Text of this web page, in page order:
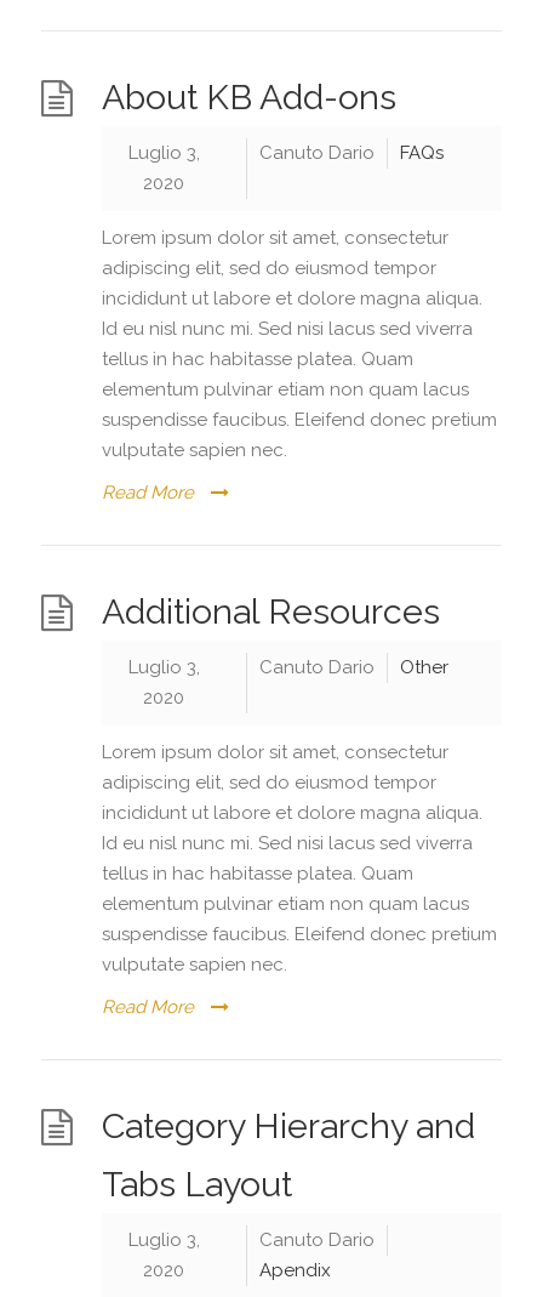
About KB Add-ons
Luglio 3,
2020
Canuto Dario FAQs
Lorem ipsum dolor sit amet, consectetur
adipiscing elit, sed do eiusmod tempor
incididunt ut labore et dolore magna aliqua.
Id eu nisl nunc mi. Sed nisi lacus sed viverra
tellus in hac habitasse platea. Quam
elementum pulvinar etiam non quam lacus
suspendisse faucibus. Eleifend donec pretium
vulputate sapien nec.
Read More
Additional Resources
Luglio 3,
2020
Canuto Dario Other
Lorem ipsum dolor sit amet, consectetur
adipiscing elit, sed do eiusmod tempor
incididunt ut labore et dolore magna aliqua.
Id eu nisl nunc mi. Sed nisi lacus sed viverra
tellus in hac habitasse platea. Quam
elementum pulvinar etiam non quam lacus
suspendisse faucibus. Eleifend donec pretium
vulputate sapien nec.
Read More
Category Hierarchy and
Tabs Layout
Luglio 3,
2020
Canuto Dario
Apendix